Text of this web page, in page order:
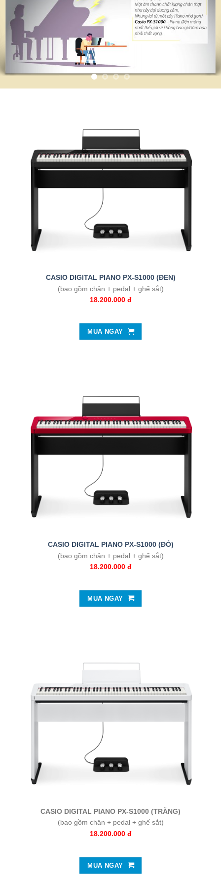
CASIO DIGITAL PIANO PX-S1000 (ĐEN)
(bao gồm chân + pedal + ghế sắt)
18.200.000 đ
MUA NGAY
CASIO DIGITAL PIANO PX-S1000 (ĐỎ)
(bao gồm chân + pedal + ghế sắt)
18.200.000 đ
MUA NGAY
CASIO DIGITAL PIANO PX-S1000 (TRẮNG)
(bao gồm chân + pedal + ghế sắt)
18.200.000 đ
MUA NGAY